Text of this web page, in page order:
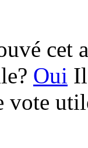
cet
Oui
vote